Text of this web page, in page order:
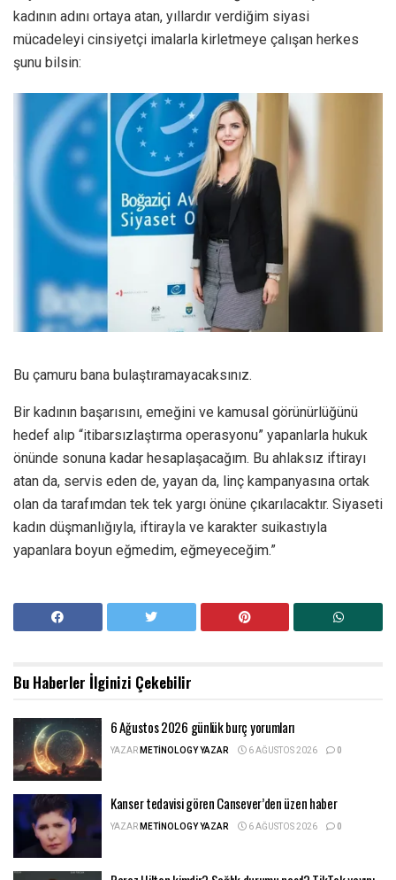
kadının adını ortaya atan, yıllardır verdiğim siyasi
mücadeleyi cinsiyetçi imalarla kirletmeye çalışan herkes
şunu bilsin:
Bu çamuru bana bulaştıramayacaksınız.
Bir kadının başarısını, emeğini ve kamusal görünürlüğünü
hedef alıp “itibarsızlaştırma operasyonu” yapanlarla hukuk
önünde sonuna kadar hesaplaşacağım. Bu ahlaksız iftirayı
atan da, servis eden de, yayan da, linç kampanyasına ortak
olan da tarafımdan tek tek yargı önüne çıkarılacaktır. Siyaseti
kadın düşmanlığıyla, iftirayla ve karakter suikastıyla
yapanlara boyun eğmedim, eğmeyeceğim.”
Bu Haberler İlginizi Çekebilir
6 Ağustos 2026 günlük burç yorumları
YAZARMETINOLOGY YAZAR 6 AĞUSTOS 2026 0
Kanser tedavisi gören Cansever’den üzen haber
YAZARMETINOLOGY YAZAR 6 AĞUSTOS 2026 0